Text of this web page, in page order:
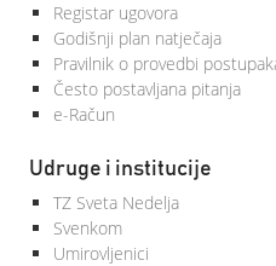
Registar ugovora
Godišnji plan natječaja
Pravilnik o provedbi
Često postavljana pitanja
e-Račun
Udruge i institucije
TZ Sveta Nedelja
Svenkom
Umirovljenici